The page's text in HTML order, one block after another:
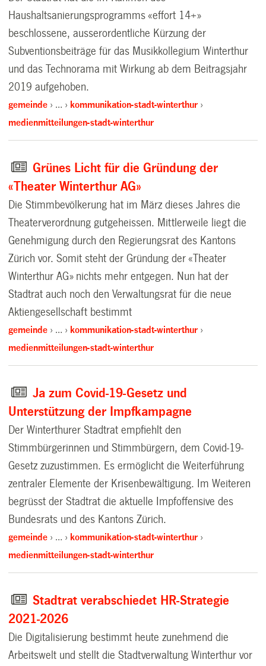
Haushaltsanierungsprogramms «effort 14+»
beschlossene, ausserordentliche Kürzung der
Subventionsbeiträge für das Musikkollegium Winterthur
und das Technorama mit Wirkung ab dem Beitragsjahr
2019 aufgehoben.
gemeinde …
kommunikation-stadt-winterthur
medienmitteilungen-stadt-winterthur
Grünes Licht für die Gründung der
«Theater Winterthur AG»
Die Stimmbevölkerung hat im März dieses Jahres die
Theaterverordnung gutgeheissen. Mittlerweile liegt die
Genehmigung durch den Regierungsrat des Kantons
Zürich vor. Somit steht der Gründung der «Theater
Winterthur AG» nichts mehr entgegen. Nun hat der
Stadtrat auch noch den Verwaltungsrat für die neue
Aktiengesellschaft bestimmt
gemeinde …
kommunikation-stadt-winterthur
medienmitteilungen-stadt-winterthur
Ja zum Covid-19-Gesetz und
Unterstützung der Impfkampagne
Der Winterthurer Stadtrat empfiehlt den
Stimmbürgerinnen und Stimmbürgern, dem Covid-19-
Gesetz zuzustimmen. Es ermöglicht die Weiterführung
zentraler Elemente der Krisenbewältigung. Im Weiteren
begrüsst der Stadtrat die aktuelle Impfoffensive des
Bundesrats und des Kantons Zürich.
gemeinde …
kommunikation-stadt-winterthur
medienmitteilungen-stadt-winterthur
Stadtrat verabschiedet HR-Strategie
2021-2026
Die Digitalisierung bestimmt heute zunehmend die
Arbeitswelt und stellt die Stadtverwaltung Winterthur vor